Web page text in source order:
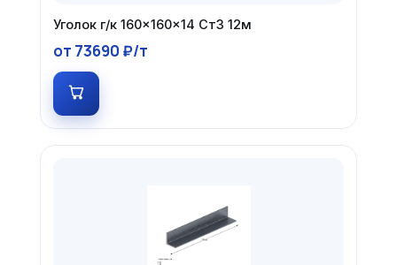
Уголок г/к 160×160×14 Ст3 12м
от 73690 ₽/т